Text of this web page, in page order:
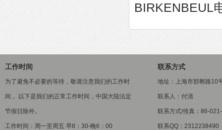
BIRKENBEUL
工作时间
为了避免不必要的等待，敬请注意我们的工作时
间 。以下是我们的正常工作时间，中国大陆法定
节假日除外。
工作时间：周一至周五 早8：30-晚6：00
联系方式
地址：上海市邯郸路10
联系人：付清
联系方式/传真：86-
联系QQ：2312238490